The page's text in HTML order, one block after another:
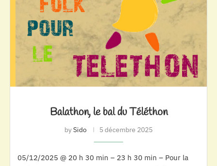
Balathon, le bal du Téléthon
bySido 5 décembre 2025
05/12/2025 @ 20 h 30 min – 23 h 30 min – Pour la